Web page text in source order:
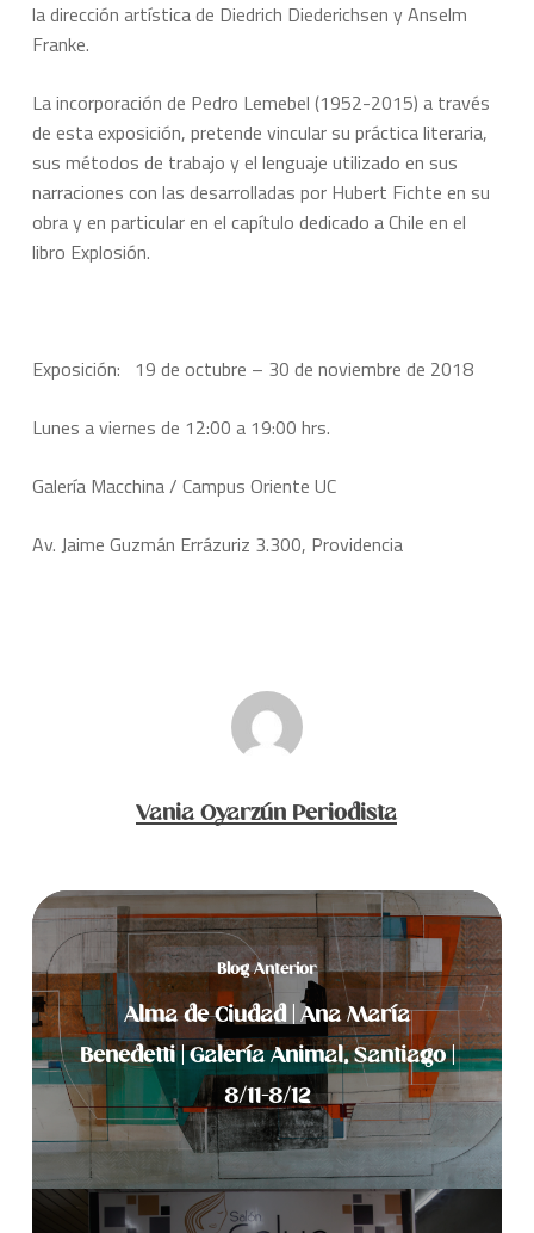
la dirección artística de Diedrich Diederichsen y Anselm
Franke.
La incorporación de Pedro Lemebel (1952-2015) a través
de esta exposición, pretende vincular su práctica literaria,
sus métodos de trabajo y el lenguaje utilizado en sus
narraciones con las desarrolladas por Hubert Fichte en su
obra y en particular en el capítulo dedicado a Chile en el
libro Explosión.
Exposición: 19 de octubre – 30 de noviembre de 2018
Lunes a viernes de 12:00 a 19:00 hrs.
Galería Macchina / Campus Oriente UC
Av. Jaime Guzmán Errázuriz 3.300, Providencia
Vania Oyarzún Periodista
Blog Anterior
Alma de Ciudad | Ana María
Benedetti | Galería Animal, Santiago |
8/11-8/12